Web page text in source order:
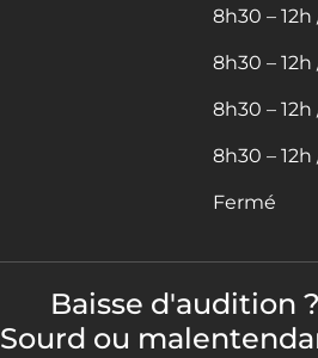
8h30 – 12h
8h30 – 12h
8h30 – 12h
8h30 – 12h
Fermé
Baisse d'audition ?
Sourd ou